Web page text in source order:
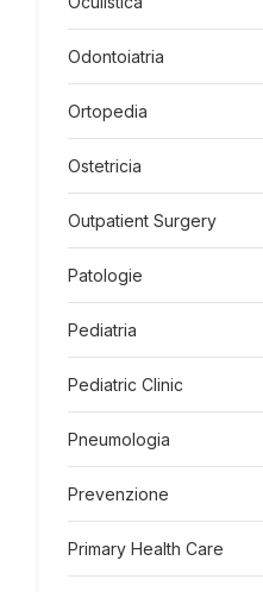
Odontoiatria
Ortopedia
Ostetricia
Outpatient Surgery
Patologie
Pediatria
Pediatric Clinic
Pneumologia
Prevenzione
Primary Health Care